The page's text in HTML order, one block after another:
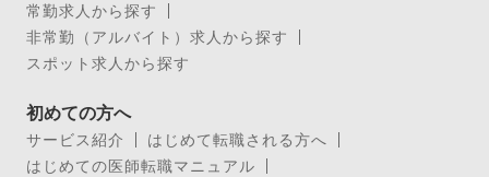
常勤求人から探す
非常勤（アルバイト）求人から探す
スポット求人から探す
初めての方へ
サービス紹介
はじめて転職される方へ
はじめての医師転職マニュアル